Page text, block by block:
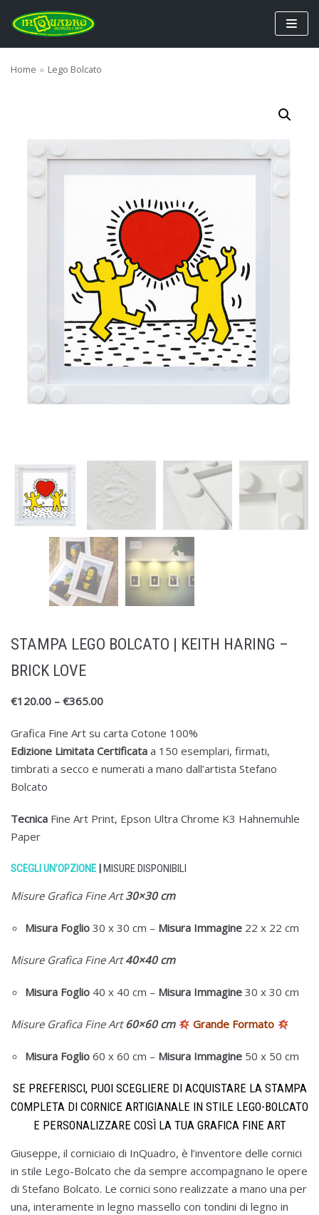
Vai
al
contenuto
Home » Lego Bolcato
STAMPA LEGO BOLCATO | KEITH HARING –
BRICK LOVE
€120.00 – €365.00
Grafica Fine Art su carta Cotone 100%
Edizione Limitata Certificata a 150 esemplari, firmati,
timbrati a secco e numerati a mano dall’artista Stefano
Bolcato
Tecnica Fine Art Print, Epson Ultra Chrome K3 Hahnemuhle
Paper
SCEGLI UN’OPZIONE MISURE DISPONIBILI
Misure Grafica Fine Art30×30 cm
Misura Foglio 30 x 30 cm – Misura Immagine 22 x 22 cm
Misure Grafica Fine Art40×40 cm
Misura Foglio 40 x 40 cm – Misura Immagine 30 x 30 cm
Misure Grafica Fine Art60×60 cm Grande Formato
Misura Foglio 60 x 60 cm – Misura Immagine 50 x 50 cm
SE PREFERISCI, PUOI SCEGLIERE DI ACQUISTARE LA STAMPA
COMPLETA DI CORNICE ARTIGIANALE IN STILE LEGO-BOLCATO
E PERSONALIZZARE COSÌ LA TUA GRAFICA FINE ART
Giuseppe, il corniciaio di InQuadro, è l’inventore delle cornici
in stile Lego-Bolcato che da sempre accompagnano le opere
di Stefano Bolcato. Le cornici sono realizzate a mano una per
una, interamente in legno massello con tondini di legno in